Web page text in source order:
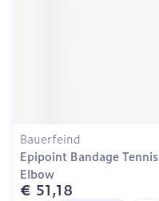
Bauerfeind
Epipoint Bandage Tennis
Elbow
€ 51,18